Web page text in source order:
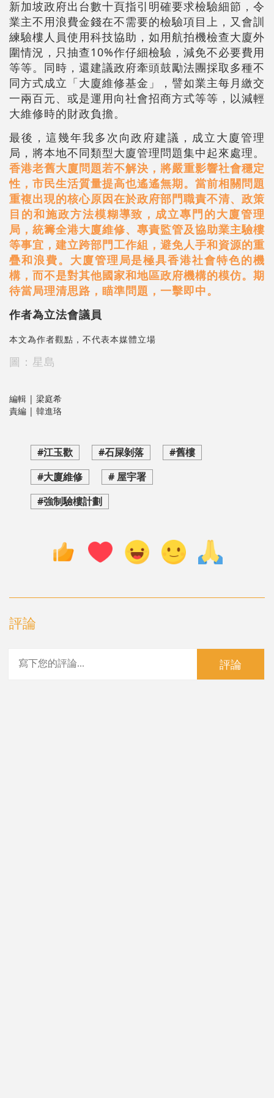
新加坡政府出台數十頁指引明確要求檢驗細節，令
業主不用浪費金錢在不需要的檢驗項目上，又會訓
練驗樓人員使用科技協助，如用航拍機檢查大廈外
圍情況，只抽查10%作仔細檢驗，減免不必要費用
等等。同時，還建議政府牽頭鼓勵法團採取多種不
同方式成立「大廈維修基金」，譬如業主每月繳交
一兩百元、或是運用向社會招商方式等等，以減輕
大維修時的財政負擔。
最後，這幾年我多次向政府建議，成立大廈管理
局，將本地不同類型大廈管理問題集中起來處理。
香港老舊大廈問題若不解決，將嚴重影響社會穩定
性，市民生活質量提高也遙遙無期。當前相關問題
重複出現的核心原因在於政府部門職責不清、政策
目的和施政方法模糊導致，成立專門的大廈管理
局，統籌全港大廈維修、專責監管及協助業主驗樓
等事宜，建立跨部門工作組，避免人手和資源的重
疊和浪費。大廈管理局是極具香港社會特色的機
構，而不是對其他國家和地區政府機構的模仿。期
待當局理清思路，瞄準問題，一擊即中。
作者為立法會議員
本文為作者觀點，不代表本媒體立場
圖：星島
編輯 | 梁庭希
責編 | 韓進珞
#江玉歡 #石屎剝落
#舊樓
#大廈維修
# 屋宇署
#強制驗樓計劃
評論
評論